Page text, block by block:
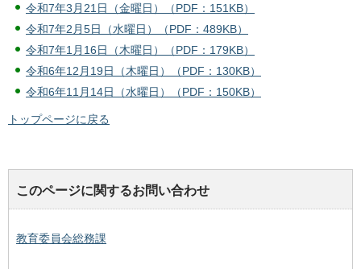
令和7年3月21日（金曜日）（PDF：151KB）
令和7年2月5日（水曜日）（PDF：489KB）
令和7年1月16日（木曜日）（PDF：179KB）
令和6年12月19日（木曜日）（PDF：130KB）
令和6年11月14日（水曜日）（PDF：150KB）
トップページに戻る
このページに関するお問い合わせ
教育委員会総務課